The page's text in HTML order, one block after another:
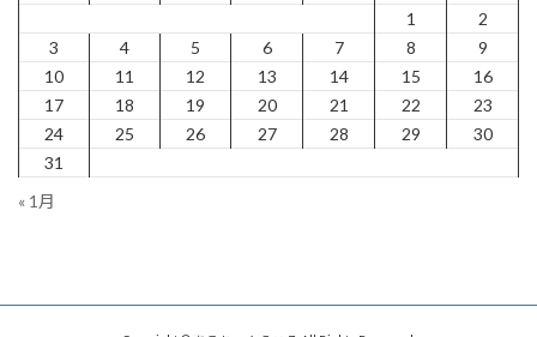
1
2
3
4 5 6 7 8
9
10
11 12 13 14 15
16
17
18 19 20 21 22
23
24
25 26 27 28 29
30
31
« 1月